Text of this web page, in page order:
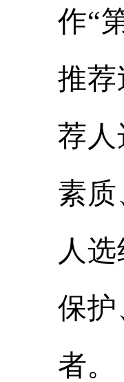
作“
推
荐
素
人
保护
者。